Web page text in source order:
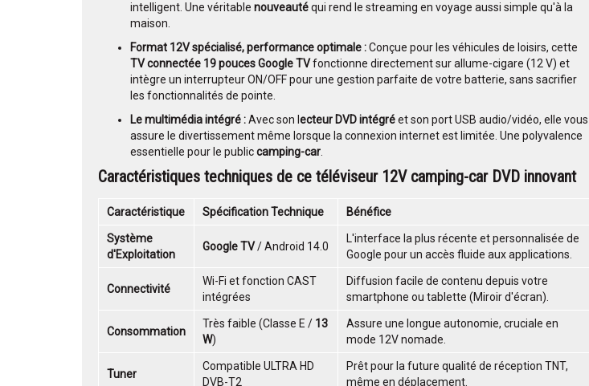
intelligent. Une véritable nouveautéqui rend le streaming en voyage aussi simple qu'à la
maison.
Format 12V spécialisé, performance optimale :Conçue pour les véhicules de loisirs, cette
TV connectée 19 pouces Google TVfonctionne directement sur allume-cigare (12 V) et
intègre un interrupteur ON/OFF pour une gestion parfaite de votre batterie, sans sacrifier
les fonctionnalités de pointe.
Le multimédia intégré :Avec son l ecteur DVD intégréet son port USB audio/vidéo, elle vous
assure le divertissement même lorsque la connexion internet est limitée. Une polyvalence
essentielle pour le publiccamping-car.
Caractéristiques techniques de ce téléviseur 12V camping-car DVD innovant
Caractéristique Spécification Technique Bénéfice
Système
d'Exploitation
Google TV/ Android 14.0
L'interface la plus récente et personnalisée de
Google pour un accès fluide aux applications.
Connectivité
Wi-Fi et fonction CAST
intégrées
Diffusion facile de contenu depuis votre
smartphone ou tablette (Miroir d'écran).
Consommation
Très faible (Classe E / 13
W)
Assure une longue autonomie, cruciale en
mode 12V nomade.
Tuner
Compatible ULTRA HD
DVB-T2
Prêt pour la future qualité de réception TNT,
même en déplacement.